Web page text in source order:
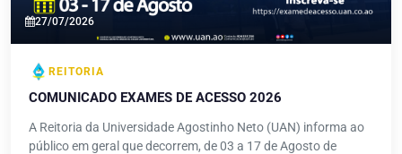
27/07/2026
REITORIA
COMUNICADO EXAMES DE ACESSO 2026
A Reitoria da Universidade Agostinho Neto (UAN) informa ao
público em geral que decorrem, de 03 a 17 de Agosto de